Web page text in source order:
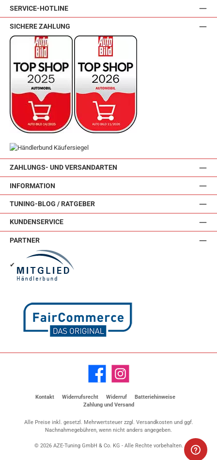
SERVICE-HOTLINE
ZAHLUNGS- UND VERSANDARTEN
INFORMATION
TUNING-BLOG / RATGEBER
KUNDENSERVICE
SICHERE ZAHLUNG
PARTNER
✔
Facebook Instagram
Kontakt Widerrufsrecht Widerruf
Batteriehinweise
Zahlung und Versand
Alle Preise inkl. gesetzl. Mehrwertsteuer zzgl. Versandkostenund ggf.
Nachnahmegebühren, wenn nicht anders angegeben.
© 2026 AZE-Tuning GmbH & Co. KG - Alle Rechte vorbehalten.